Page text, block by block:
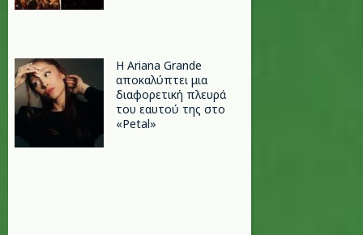
Η Ariana Grande
αποκαλύπτει μια
διαφορετική πλευρά
του εαυτού της στο
«Petal»